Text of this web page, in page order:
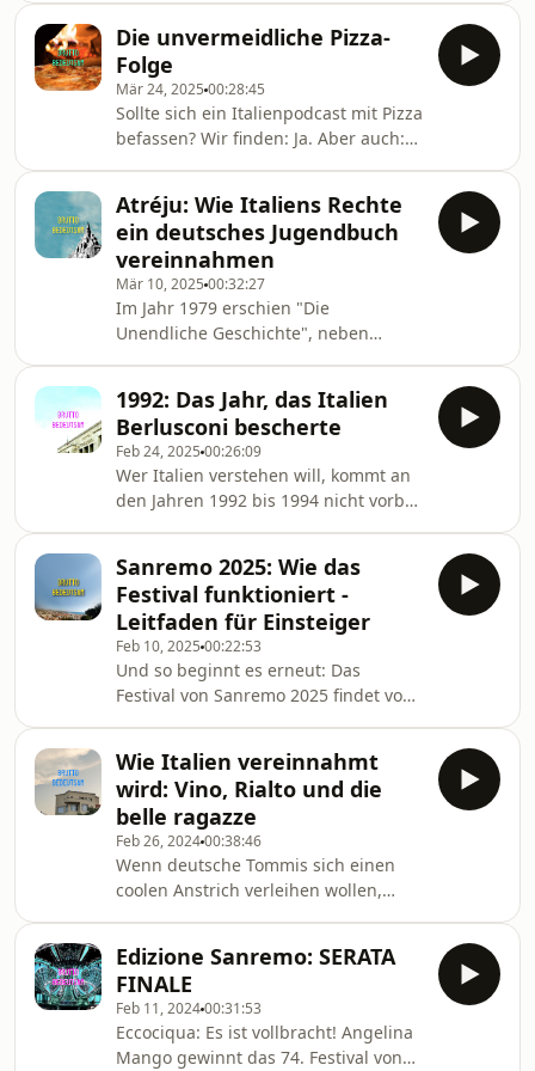
erlaubt? Muss Werbung Klischees
bedienen?
warum es selbst Italiener:innen
schwer fällt, an ihr Bahnwunder zu
glauben. Außerdem geht es um die
völkerverbindende Kraft des Lästerns
und darum, was pünktliche Züge mit
dem Faschismus zu tun haben. Und
ja, natürlich um die brutta figura der
Deutschen Bahn.Transport Envir
Die unvermeidliche Pizza-
Folge
Mär 24, 2025 00:28:45
Sollte sich ein Italienpodcast mit Pizza
befassen? Wir finden: Ja. Aber auch:
ein klarer Fall. Wir entlarven die
gängigsten Mythen und besprechen
alles, was man zum Thema Pizza
wissen muss.John Dicki: Delizia!: The
Epic History of the Italians and Their
Food. Alberto Grandi: Denominazione
di origine inventata. Le bugie del
marketi
Atréju: Wie Italiens Rechte
ein deutsches Jugendbuch
vereinnahmen
Mär 10, 2025 00:32:27
Im Jahr 1979 erschien "Die
Unendliche Geschichte", neben
deuschen Autors Michael Ende. Er
erzählt darin von den Gefährten
Bastian, Atréju und dem
Glücksdrachen Fuchur, die gegen die
Vernichtung der Welt Phantasien
kämpfen. Generationen von
Jugendlichen haben um die Kindliche
Kaiserin gebangt (oder um das
Pferdchen Artax getrauert, schluc
1992: Das Jahr, das Italien
Berlusconi bescherte
Feb 24, 2025 00:26:09
Wer Italien verstehen will, kommt an
den Jahren 1992 bis 1994 nicht vorbei:
vollständig kollabierendes
Parteiensystem. Und damit nicht
genug: Es beginnt hier der Aufstieg
des Unternehmers Silvio Berlusconi
an die Spitze der Macht. Wer die
bloße Chronologie der Ereignisse auf
Wikipedia nachliest, ist einige Zeit
beschäftigt. Zum Glück gibt es da
Sanremo 2025: Wie das
Festival funktioniert -
Leitfaden für Einsteiger
Feb 10, 2025 00:22:53
Und so beginnt es erneut: Das
Festival von Sanremo 2025 findet vom
Thema als Glitzerkleider,
Blumensträuße, Handküsse - und
natürlich: die Lieder.Worum geht es
bei dieser glamourösesten aller
Galas? Was hat Sanremo mit dem
Kölner Karneval, dem Münchner
Oktoberfest und der Fußball-WM
gemein? Und was zur Hölle ist die
beste Positio
Wie Italien vereinnahmt
wird: Vino, Rialto und die
belle ragazze
Feb 26, 202400:38:46
Wenn deutsche Tommis sich einen
coolen Anstrich verleihen wollen,
Fake-Akzent. Ist das eigentlich ok -
oder kulturelle Aneignung? Wir
sprechen darüber, warum &quot;Roy
Bianco &amp; Die Abbrunzati
Boys&quot; nichts mit Italien und
Edizione Sanremo: SERATA
FINALE
Feb 11, 202400:31:53
Eccociqua: Es ist vollbracht! Angelina
Mango gewinnt das 74. Festival von